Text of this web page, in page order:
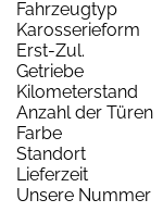
Fahrzeugtyp
Karosserieform
Erst-Zul.
Getriebe
Kilometerstand
Anzahl der Türen
Farbe
Standort
Lieferzeit
Unsere Nummer